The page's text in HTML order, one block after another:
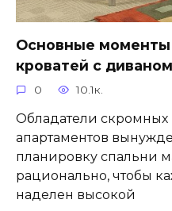
Основные моменты
кроватей с
0 10.1к.
Обладатели
апартаментов
планировку спальни
рационально, чтобы
наделен высокой